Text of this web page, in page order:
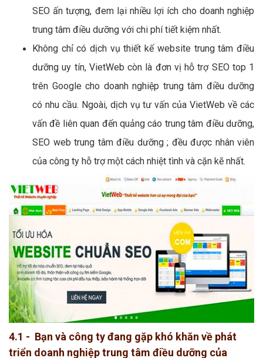
SEO ấn tượng, đem lại nhiều lợi ích cho doanh nghiệp
trung tâm điều dưỡng với chi phí tiết kiệm nhất.
Không chỉ có dịch vụ thiết kế website trung tâm điều
dưỡng uy tín, VietWeb còn là đơn vị hỗ trợ SEO top 1
trên Google cho doanh nghiệp trung tâm điều dưỡng
có nhu cầu. Ngoài, dịch vụ tư vấn của VietWeb về các
vấn đề liên quan đến quảng cáo trung tâm điều dưỡng,
SEO web trung tâm điều dưỡng ; đều được nhân viên
của công ty hỗ trợ một cách nhiệt tình và cặn kẽ nhất.
4.1 - Bạn và công ty đang gặp khó khăn về phát
triển doanh nghiệp trung tâm điều dưỡng của